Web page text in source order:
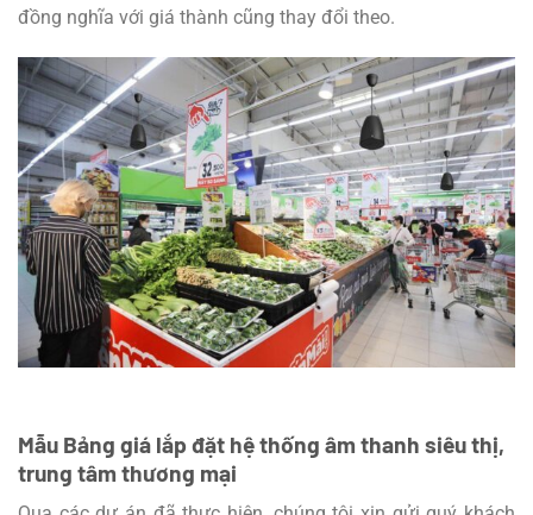
đồng nghĩa với giá thành cũng thay đổi theo.
Mẫu Bảng giá lắp đặt hệ thống âm thanh siêu thị,
trung tâm thương mại